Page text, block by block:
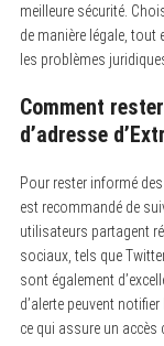
meilleure sécurité.
de manière légale, tout
les problèmes
Comment
d’adresse
Pour rester informé
est recommandé de
utilisateurs partagent
sociaux, tels que
sont également
d’alerte peuvent
ce qui assure un accès